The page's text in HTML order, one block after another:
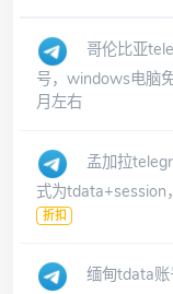
哥伦比亚
号，windows电脑
月左右
孟加拉
式为tdata+session
折扣
缅甸tdata